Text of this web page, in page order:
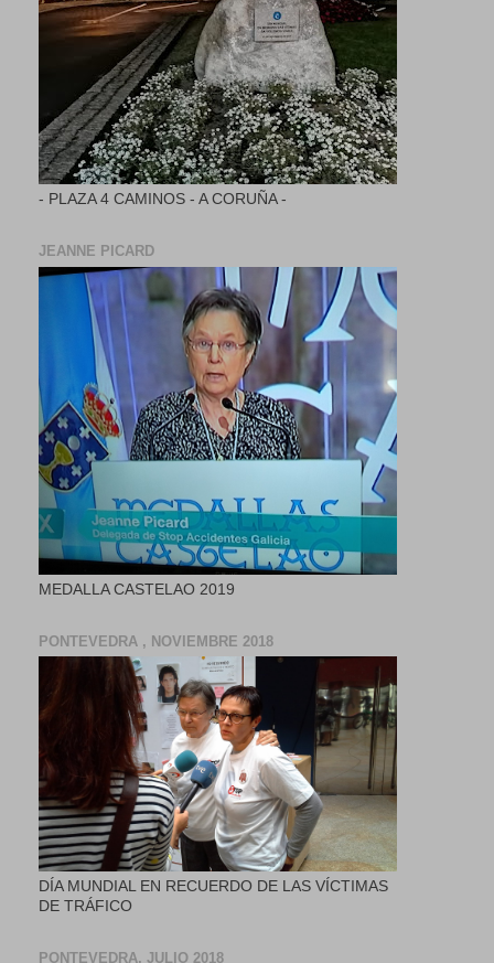
- PLAZA 4 CAMINOS - A CORUÑA -
JEANNE PICARD
MEDALLA CASTELAO 2019
PONTEVEDRA , NOVIEMBRE 2018
DÍA MUNDIAL EN RECUERDO DE LAS VÍCTIMAS
DE TRÁFICO
PONTEVEDRA, JULIO 2018